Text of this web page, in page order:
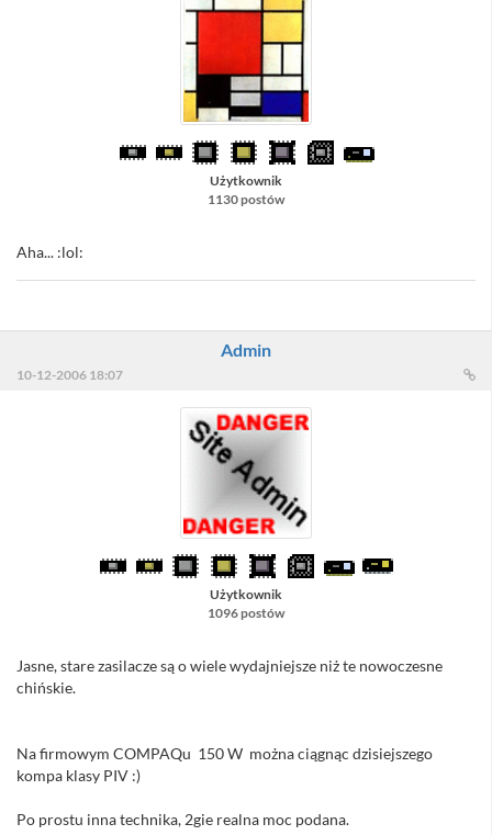
Użytkownik
1130 postów
Aha... :lol:
Admin
10-12-2006 18:07
Użytkownik
1096 postów
Jasne, stare zasilacze są o wiele wydajniejsze niż te nowoczesne
chińskie.
Na firmowym COMPAQu 150 W można ciągnąc dzisiejszego
kompa klasy PIV :)
Po prostu inna technika, 2gie realna moc podana.